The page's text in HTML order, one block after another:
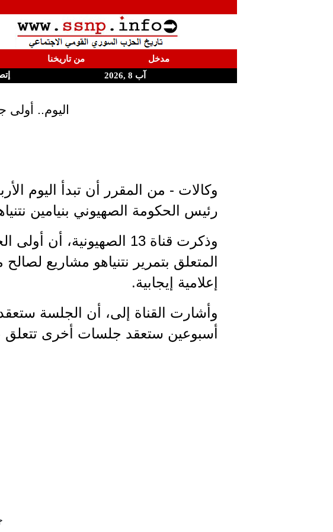
مدخل من تاريخنا
آب 8 ,2026
اليوم.. أولى
وكالات - من المقرر أن تبدأ اليوم
رئيس الحكومة الصهيوني بنيامين
المتعلق بتمرير نتنياهو مشاريع
إعلامية إيجابية.
وأشارت القناة إلى، أن الجلسة
أسبوعين ستعقد جلسات أخرى تتعلق